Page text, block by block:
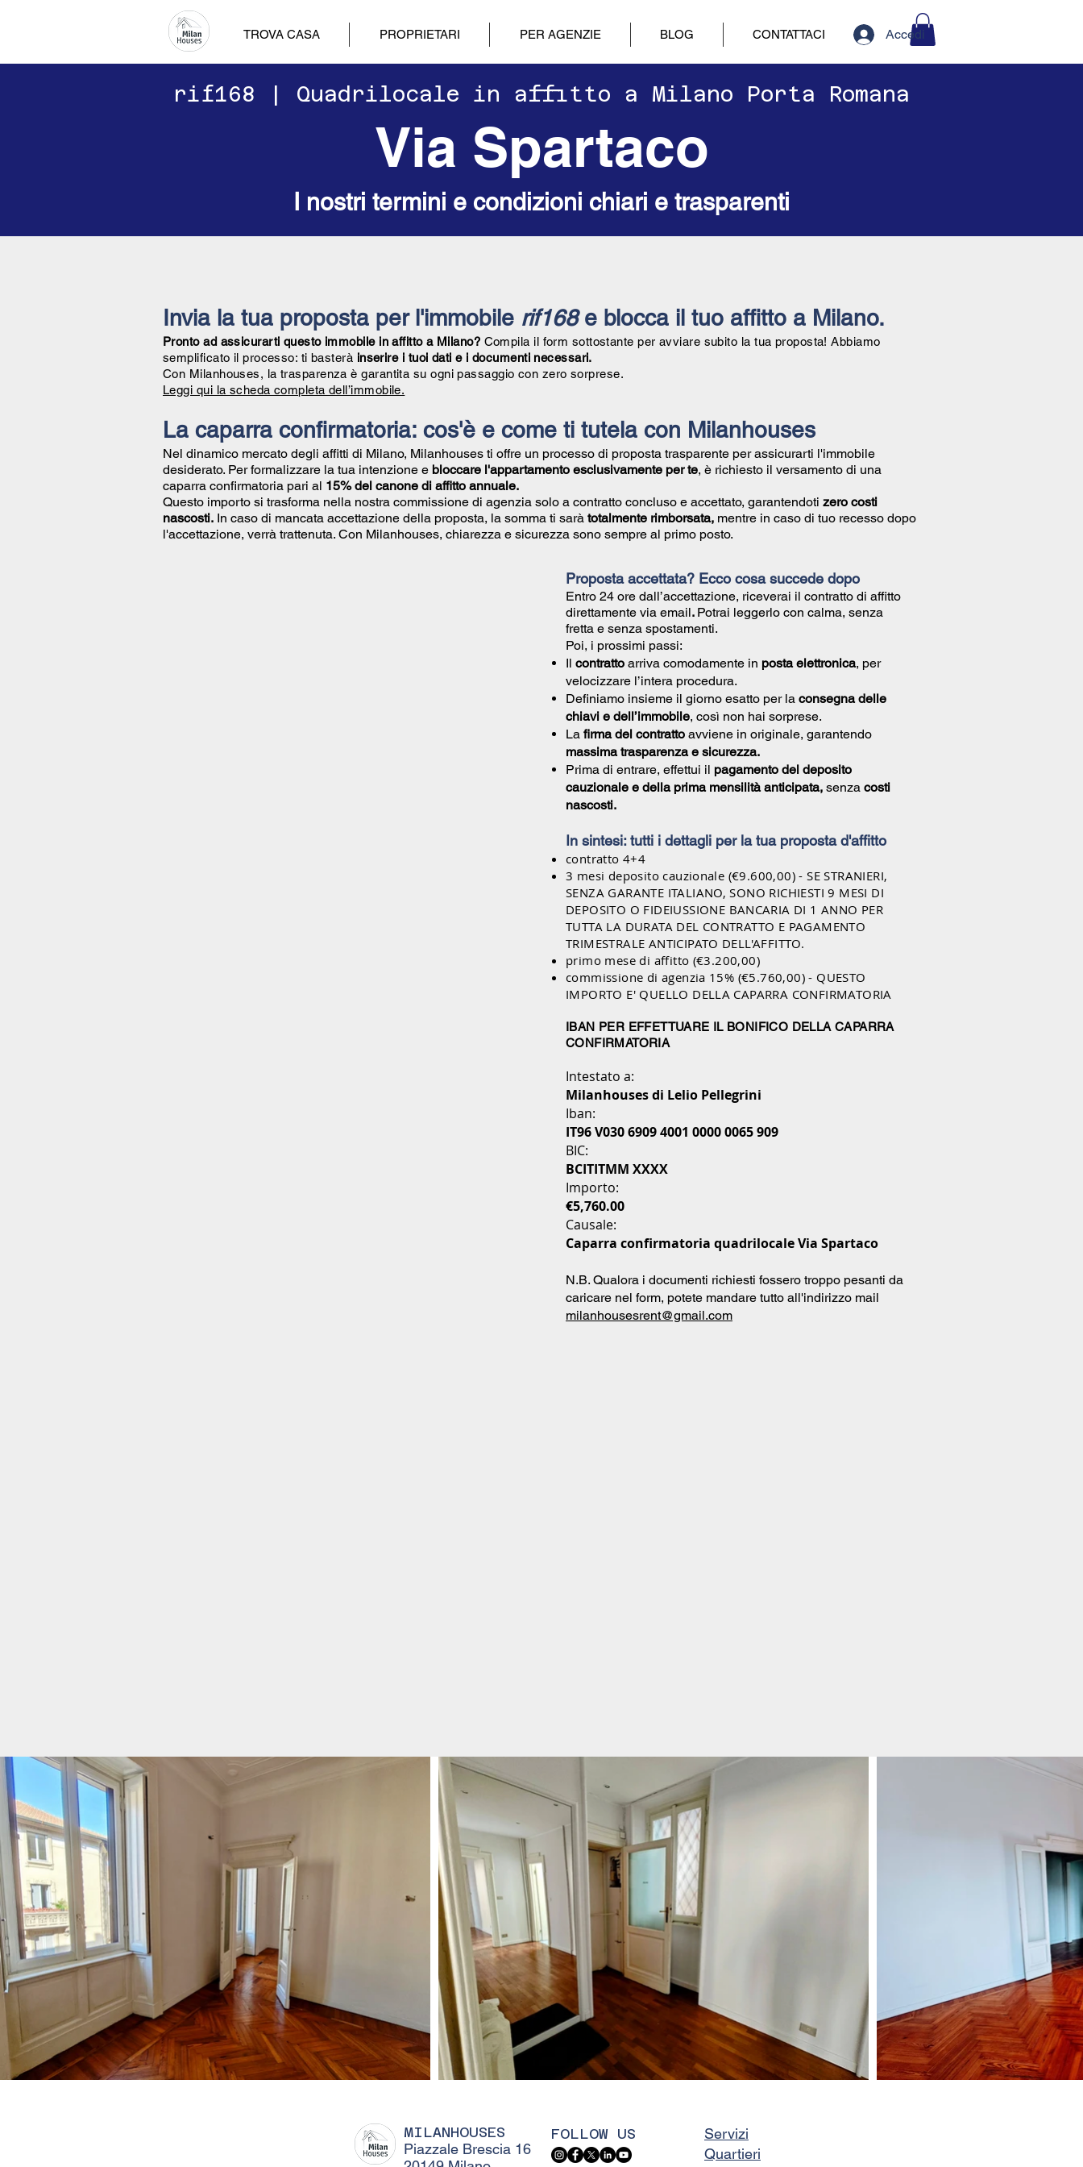
TROVA CASA PROPRIETARI PER AGENZIE BLOG CONTATTACI Accedi
​​rif168 | Quadrilocale in affitto a Milano Porta Romana
Via Spartaco
I nostri termini e condizioni chiari e trasparenti
Invia la tua proposta per l'immobile rif168e blocca il tuo affitto a Milano.
Pronto ad assicurarti questo immobile in affitto a Milano? Compila il form sottostante per avviare subito la tua proposta! Abbiamo
semplificato il processo: ti basterà inserire i tuoi dati e i documenti necessari.
Con Milanhouses, la trasparenza è garantita su ogni passaggio con zero sorprese.
Leggi qui la scheda completa dell’immobile.
La caparra confirmatoria: cos'è e come ti tutela con Milanhouses
Nel dinamico mercato degli affitti di Milano, Milanhouses ti offre un processo di proposta trasparente per assicurarti l'immobile
desiderato. Per formalizzare la tua intenzione e bloccare l'appartamento esclusivamente per te, è richiesto il versamento di una
caparra confirmatoria pari al 15% del canone di affitto annuale.
Questo importo si trasforma nella nostra commissione di agenzia solo a contratto concluso e accettato, garantendoti zero costi
nascosti. In caso di mancata accettazione della proposta, la somma ti sarà totalmente rimborsata, mentre in caso di tuo recesso dopo
l'accettazione, verrà trattenuta. Con Milanhouses, chiarezza e sicurezza sono sempre al primo posto.
Proposta accettata? Ecco cosa succede dopo
Entro 24 ore dall’accettazione, riceverai il contratto di affitto
direttamente via email. Potrai leggerlo con calma, senza
fretta e senza spostamenti.
Poi, i prossimi passi:
Il contratto arriva comodamente in posta elettronica, per
velocizzare l’intera procedura.
Definiamo insieme il giorno esatto per la consegna delle
chiavi e dell’immobile, così non hai sorprese.
La firma del contratto avviene in originale, garantendo
massima trasparenza e sicurezza.
Prima di entrare, effettui il pagamento del deposito
cauzionale e della prima mensilità anticipata, senza costi
nascosti.
In sintesi: tutti i dettagli per la tua proposta d'affitto
contratto 4+4
3 mesi deposito cauzionale (€9.600,00) - SE STRANIERI,
SENZA GARANTE ITALIANO, SONO RICHIESTI 9 MESI DI
DEPOSITO O FIDEIUSSIONE BANCARIA DI 1 ANNO PER
TUTTA LA DURATA DEL CONTRATTO E PAGAMENTO
TRIMESTRALE ANTICIPATO DELL'AFFITTO.
primo mese di affitto (€3.200,00)
commissione di agenzia 15% (€5.760,00) - QUESTO
IMPORTO E' QUELLO DELLA CAPARRA CONFIRMATORIA
IBAN PER EFFETTUARE IL BONIFICO DELLA CAPARRA
CONFIRMATORIA
Intestato a:
Milanhouses di Lelio Pellegrini
Iban:
IT96 V030 6909 4001 0000 0065 909
BIC:
BCITITMM XXXX
Importo:
€5,760.00
Causale:
Caparra confirmatoria quadrilocale Via Spartaco
N.B. Qualora i documenti richiesti fossero troppo pesanti da
caricare nel form, potete mandare tutto all'indirizzo mail
milanhousesrent@gmail.com
MILANHOUSES
Piazzale Brescia 16
FOLLOW US
Servizi
Quartieri